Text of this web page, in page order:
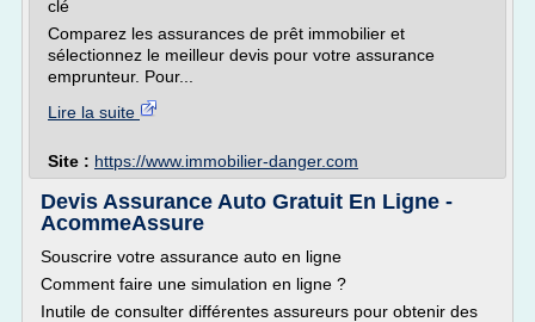
clé
Comparez les assurances de prêt immobilier et
sélectionnez le meilleur devis pour votre assurance
emprunteur. Pour...
Lire la suite
Site : https://www.immobilier-danger.com
Devis Assurance Auto Gratuit En Ligne -
AcommeAssure
Souscrire votre assurance auto en ligne
Comment faire une simulation en ligne ?
Inutile de consulter différentes assureurs pour obtenir des